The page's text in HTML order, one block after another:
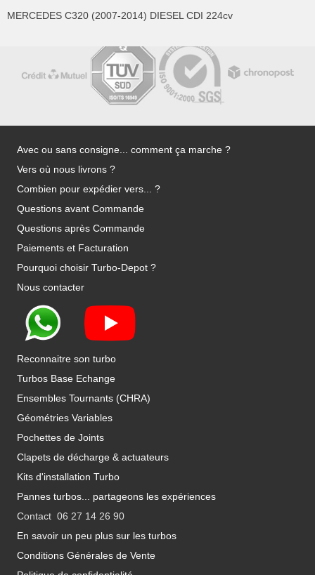
MERCEDES C320 (2007-2014) DIESEL CDI 224cv
Avec ou sans consigne... comment ça marche ?
Vers où nous livrons ?
Combien pour expédier vers... ?
Questions avant Commande
Questions après Commande
Paiements et Facturation
Pourquoi choisir Turbo-Depot ?
Nous contacter
Reconnaitre son turbo
Turbos Base Echange
Ensembles Tournants (CHRA)
Géométries Variables
Pochettes de Joints
Clapets de décharge & actuateurs
Kits d'installation Turbo
Pannes turbos... partageons les expériences
Contact 06 27 14 26 90
En savoir un peu plus sur les turbos
Conditions Générales de Vente